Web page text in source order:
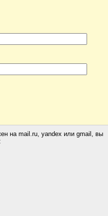
на mail.ru, yandex или gmail, вы
: